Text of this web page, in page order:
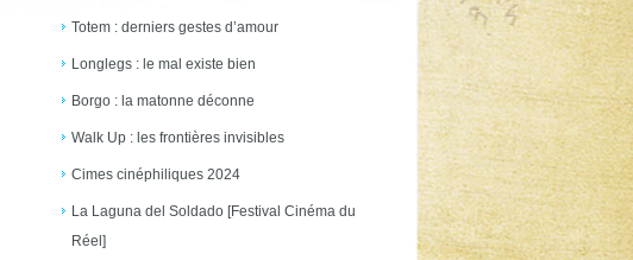
Totem : derniers gestes d’amour
Longlegs : le mal existe bien
Borgo : la matonne déconne
Walk Up : les frontières invisibles
Cimes cinéphiliques 2024
La Laguna del Soldado [Festival Cinéma du
Réel]